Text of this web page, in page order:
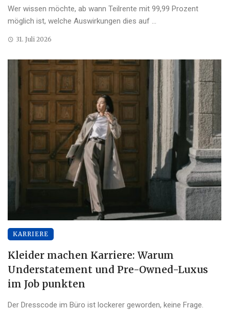
Wer wissen möchte, ab wann Teilrente mit 99,99 Prozent
möglich ist, welche Auswirkungen dies auf ...
31. Juli 2026
KARRIERE
Kleider machen Karriere: Warum
Understatement und Pre-Owned-Luxus
im Job punkten
Der Dresscode im Büro ist lockerer geworden, keine Frage.